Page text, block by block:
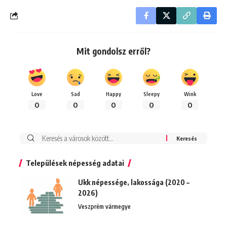
Mit gondolsz erről?
Love
0
Sad
0
Happy
0
Sleepy
0
Wink
0
Keresés:
Települések népesség adatai
Ukk népessége, lakossága (2020 –
2026)
Veszprém vármegye